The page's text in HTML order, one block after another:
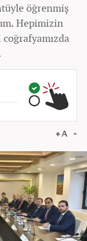
öğrenmiş
Hepimizin